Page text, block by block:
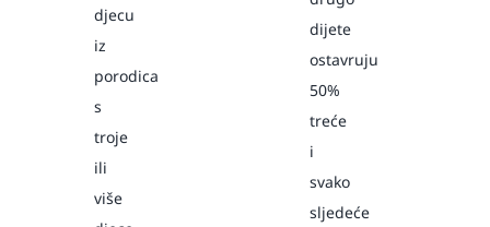
djecu
iz
porodica
s
troje
ili
više
dijete
ostavruju
50%
treće
i
svako
sljedeće